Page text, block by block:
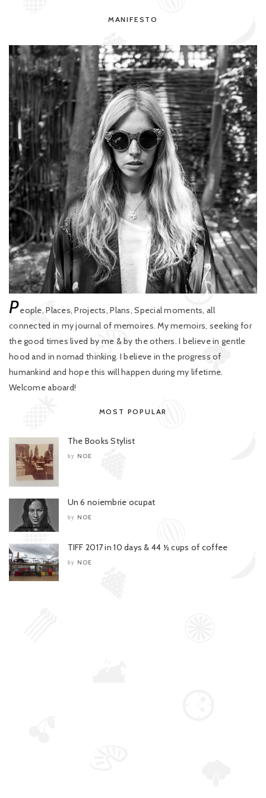
MANIFESTO
People, Places, Projects, Plans, Special moments, all
connected in my journal of memoires. My memoirs, seeking for
the good times lived by me & by the others. I believe in gentle
hood and in nomad thinking. I believe in the progress of
humankind and hope this will happen during my lifetime.
Welcome aboard!
MOST POPULAR
The Books Stylist
by NOE
Un 6 noiembrie ocupat
by NOE
TIFF 2017 in 10 days & 44 ½ cups of coffee
by NOE